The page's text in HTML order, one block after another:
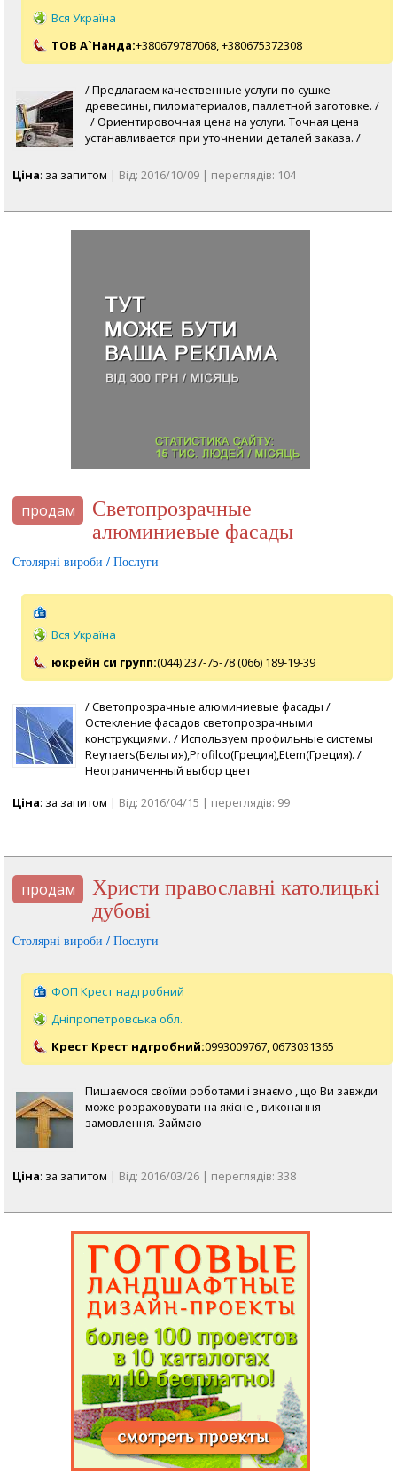
Вся Україна
ТОВ А`Нанда:+380679787068, +380675372308
/ Предлагаем качественные услуги по сушке
древесины, пиломатериалов, паллетной заготовке. /
/ Ориентировочная цена на услуги. Точная цена
устанавливается при уточнении деталей заказа. /
Ціна: за запитом | Від: 2016/10/09 | переглядів: 104
продам
Светопрозрачные
алюминиевые фасады
Столярні вироби / Послуги
Вся Україна
юкрейн си групп:(044) 237-75-78 (066) 189-19-39
/ Светопрозрачные алюминиевые фасады /
Остекление фасадов светопрозрачными
конструкциями. / Используем профильные системы
Reynaers(Бельгия),Profilco(Греция),Etem(Греция). /
Неограниченный выбор цвет
Ціна: за запитом | Від: 2016/04/15 | переглядів: 99
продам
Христи православні католицькі
дубові
Столярні вироби / Послуги
ФОП Крест надгробний
Дніпропетровська обл.
Крест Крест ндгробний:0993009767, 0673031365
Пишаємося своїми роботами і знаємо , що Ви завжди
може розраховувати на якісне , виконання
замовлення. Займаю
Ціна: за запитом | Від: 2016/03/26 | переглядів: 338